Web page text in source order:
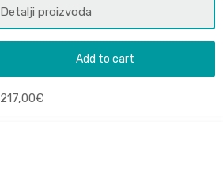
Detalji proizvoda
Add to cart
217,00€